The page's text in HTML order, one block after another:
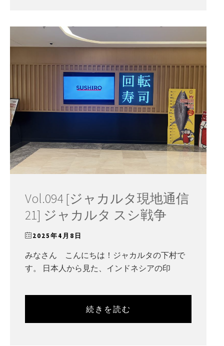
Vol.094 [ジャカルタ現地通信
21] ジャカルタ スシ戦争
2025年4月8日
みなさん こんにちは！ジャカルタの下村で
す。 日本人から見た、インドネシアの印
続きを読む